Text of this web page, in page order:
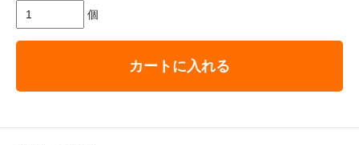
個
カートに入れる